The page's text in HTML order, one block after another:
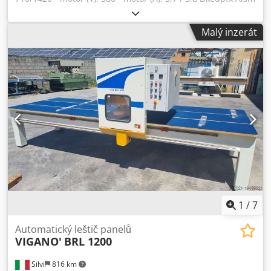
Malý inzerát
1 /7
Silvi 816 km
Automatický leštič panelů
VIGANO' BRL 1200